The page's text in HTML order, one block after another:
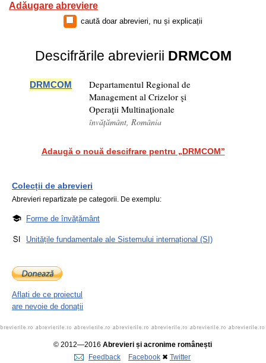
Adăugare abreviere
caută doar abrevieri, nu și explicații
Descifrările abrevierii DRMCOM
DRMCOM
Departamentul Regional de
Management al Crizelor şi
Operaţii Multinaţionale
învățământ, România
Adaugă o nouă descifrare pentru „DRMCOM”
Colecții de abrevieri
Abrevieri repartizate pe categorii. De exemplu:
Forme de învățământ
Unitățile fundamentale ale Sistemului internațional (SI)
Aflați de ce proiectul
are nevoie de donații
© 2012—2016 Abrevieri și acronime românești
Feedback
Facebook ✖ Twitter